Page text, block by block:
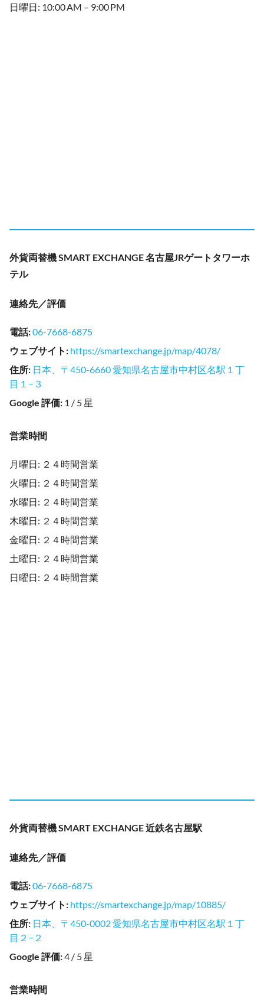
日曜日: 10:00 AM – 9:00 PM
外貨両替機 SMART EXCHANGE 名古屋JRゲートタワーホ
テル
連絡先／評価
電話:06-7668-6875
ウェブサイト : https://smartexchange.jp/map/4078/
住所: 日本、〒450-6660 愛知県名古屋市中村区名駅１丁
目１−３
Google 評価: 1 / 5 星
営業時間
月曜日: ２４時間営業
火曜日: ２４時間営業
水曜日: ２４時間営業
木曜日: ２４時間営業
金曜日: ２４時間営業
土曜日: ２４時間営業
日曜日: ２４時間営業
外貨両替機 SMART EXCHANGE 近鉄名古屋駅
連絡先／評価
電話:06-7668-6875
ウェブサイト : https://smartexchange.jp/map/10885/
住所: 日本、〒450-0002 愛知県名古屋市中村区名駅１丁
目２−２
Google 評価:4 / 5 星
営業時間